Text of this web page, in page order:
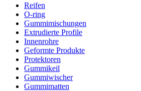
Reifen
O-ring
Gummimischungen
Extrudierte Profile
Innenrohre
Geformte Produkte
Protektoren
Gummikeil
Gummiwischer
Gummimatten